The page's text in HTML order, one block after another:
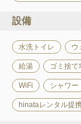
設備
水洗トイレ ウ
給湯 ゴミ捨て
WiFi シャワー
hinataレンタル提